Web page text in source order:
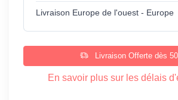
Livraison Europe de l'ouest - Europe
Livraison Offerte dès
En savoir plus sur les délais